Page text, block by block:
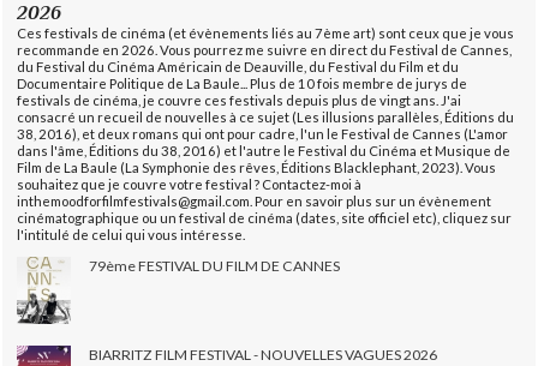
2026
Ces festivals de cinéma (et évènements liés au 7ème art) sont ceux que je vous
recommande en 2026. Vous pourrez me suivre en direct du Festival de Cannes,
du Festival du Cinéma Américain de Deauville, du Festival du Film et du
Documentaire Politique de La Baule... Plus de 10 fois membre de jurys de
festivals de cinéma, je couvre ces festivals depuis plus de vingt ans. J'ai
consacré un recueil de nouvelles à ce sujet (Les illusions parallèles, Éditions du
38, 2016), et deux romans qui ont pour cadre, l'un le Festival de Cannes (L'amor
dans l'âme, Éditions du 38, 2016) et l'autre le Festival du Cinéma et Musique de
Film de La Baule (La Symphonie des rêves, Éditions Blacklephant, 2023). Vous
souhaitez que je couvre votre festival ? Contactez-moi à
inthemoodforfilmfestivals@gmail.com. Pour en savoir plus sur un évènement
cinématographique ou un festival de cinéma (dates, site officiel etc), cliquez sur
l'intitulé de celui qui vous intéresse.
79ème FESTIVAL DU FILM DE CANNES
BIARRITZ FILM FESTIVAL - NOUVELLES VAGUES 2026